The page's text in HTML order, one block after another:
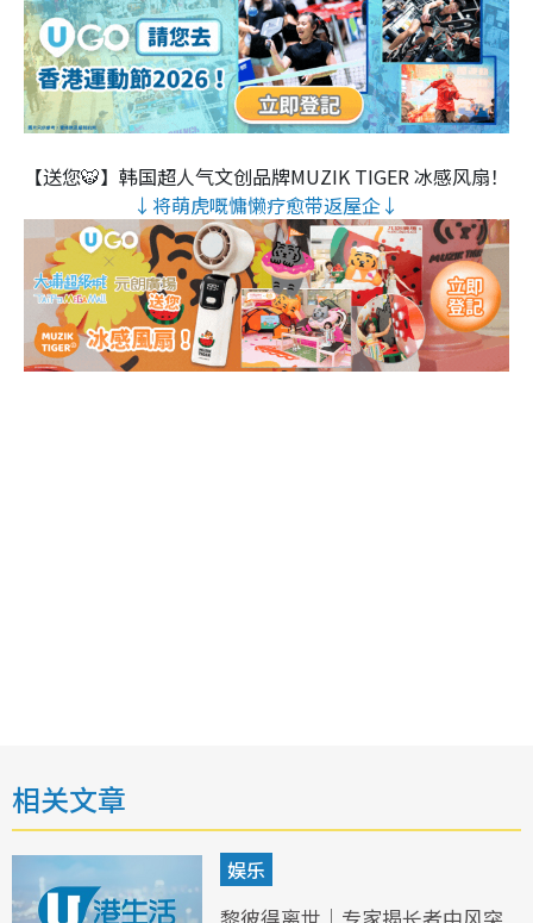
【送您🐯】韩国超人气文创品牌MUZIK TIGER 冰感风扇！
↓将萌虎嘅慵懒疗愈带返屋企↓
相关文章
娱乐